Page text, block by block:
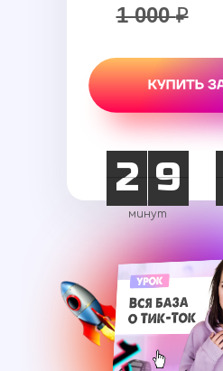
1 000₽
3
2
2
3 0
9
9
0
минут